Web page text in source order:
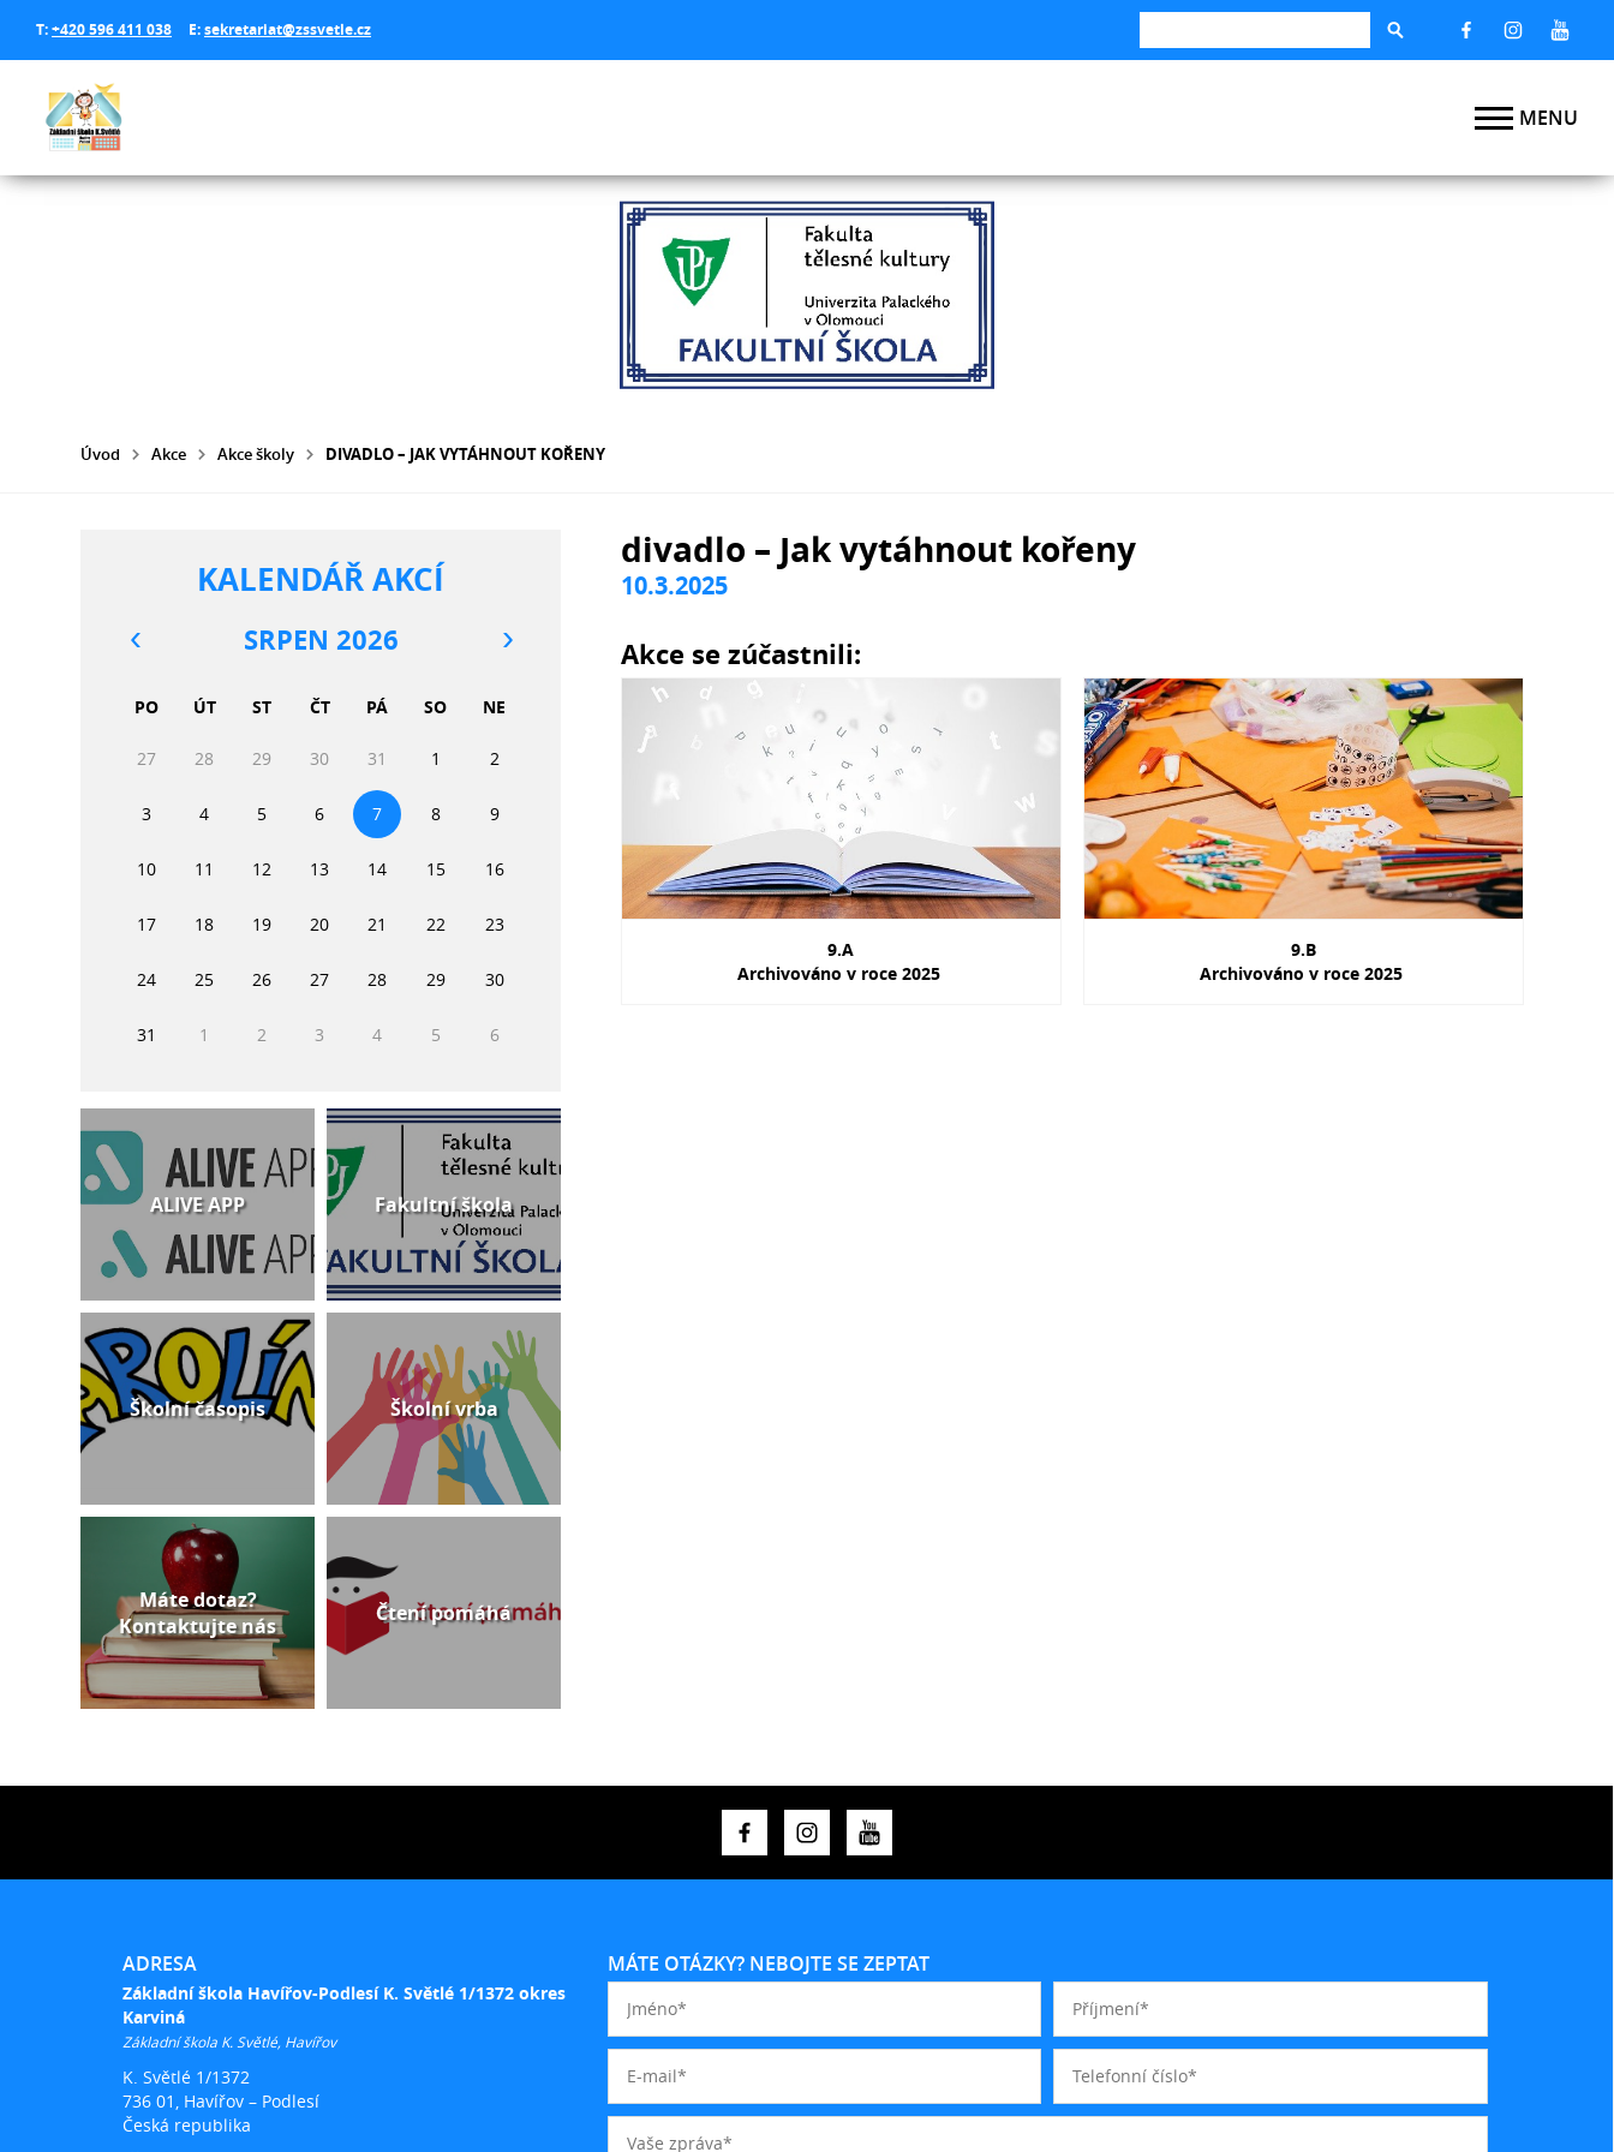
T:+420 596 411 038 E:sekretariat@zssvetle.cz
Úvod Akce Akce školy DIVADLO – JAK VYTÁHNOUT KOŘENY
divadlo – Jak vytáhnout kořeny
10.3.2025
Akce se zúčastnili:
9.A
Archivováno v roce 2025
9.B
Archivováno v roce 2025
KALENDÁŘ AKCÍ
SRPEN 2026
PO ÚT ST ČT PÁ SO NE
27 28 29 30 31 1 2
3 4 5 6 7 8 9
10 11 12 13 14 15 16
17 18 19 20 21 22 23
24 25 26 27 28 29 30
31 1 2 3 4 5 6
ALIVE APP Fakultní škola
Školní časopis Školní vrba
Máte dotaz?
Kontaktujte nás
Čtení pomáhá
ADRESA
Základní škola Havířov-Podlesí K. Světlé 1/1372 okres
Karviná
Základní škola K. Světlé, Havířov
K. Světlé 1/1372
736 01, Havířov – Podlesí
Česká republika
MÁTE OTÁZKY? NEBOJTE SE ZEPTAT